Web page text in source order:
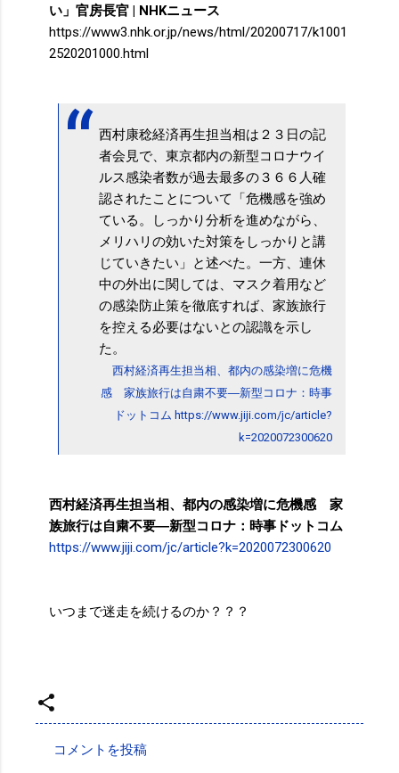
い」官房長官 | NHKニュース
https://www3.nhk.or.jp/news/html/20200717/k1001
2520201000.html
西村康稔経済再生担当相は２３日の記
者会見で、東京都内の新型コロナウイ
ルス感染者数が過去最多の３６６人確
認されたことについて「危機感を強め
ている。しっかり分析を進めながら、
メリハリの効いた対策をしっかりと講
じていきたい」と述べた。一方、連休
中の外出に関しては、マスク着用など
の感染防止策を徹底すれば、家族旅行
を控える必要はないとの認識を示し
た。
西村経済再生担当相、都内の感染増に危機
感 家族旅行は自粛不要―新型コロナ：時事
ドットコム https://www.jiji.com/jc/article?
k=2020072300620
西村経済再生担当相、都内の感染増に危機感 家
族旅行は自粛不要―新型コロナ：時事ドットコム
https://www.jiji.com/jc/article?k=2020072300620
いつまで迷走を続けるのか？？？
コメントを投稿